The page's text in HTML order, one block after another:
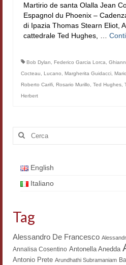
Dépliant e cedola
Contatti e indirizzi
Biblioteca
News Semicerchio
Martirio de santa Olalla Jean
Espagnol du Phoenix –
di Ipazia Thomas Stearn Eliot,
cattedrale Ted Hughes, …
Bob Dylan Federico Garcia Lorca
Cocteau
Lucano Margherita Guidacci
Roberto Carifi Rosario Murillo Ted Hughes
Herbert
Cerca:
English
Italiano
Tag
Alessandro De Francesco
Annalisa Cosentino Antonella Anedda
Antonio Prete Arundhathi Subramaniam